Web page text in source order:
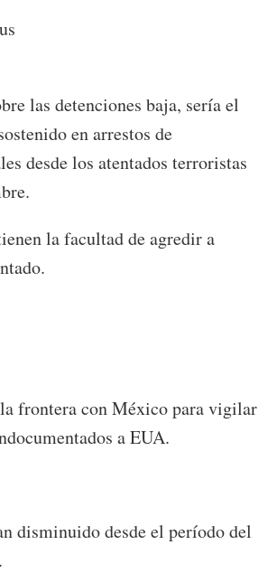
las detenciones baja, sería el
en arrestos de
desde los atentados terroristas
la facultad de agredir a
la frontera con México para vigilar
a EUA.
disminuido desde el período del